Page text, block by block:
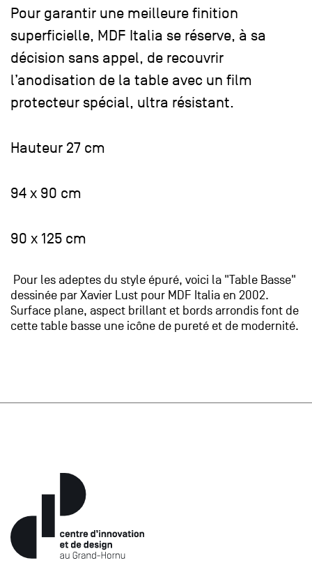
Pour garantir une meilleure finition
superficielle, MDF Italia se réserve, à sa
décision sans appel, de recouvrir
l’anodisation de la table avec un film
protecteur spécial, ultra résistant.
Hauteur 27 cm
94 x 90 cm
90 x 125 cm
Pour les adeptes du style épuré, voici la "Table Basse"
dessinée par Xavier Lust pour MDF Italia en 2002.
Surface plane, aspect brillant et bords arrondis font de
cette table basse une icône de pureté et de modernité.